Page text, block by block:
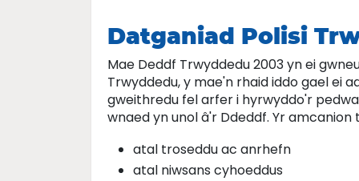
Datganiad Polisi
Mae Deddf Trwyddedu 2003 yn ei
Trwyddedu, y mae'n rhaid iddo gael ei
gweithredu fel arfer i hyrwyddo'r
wnaed yn unol â'r Ddeddf. Yr
atal troseddu ac anrhefn
atal niwsans cyhoeddus